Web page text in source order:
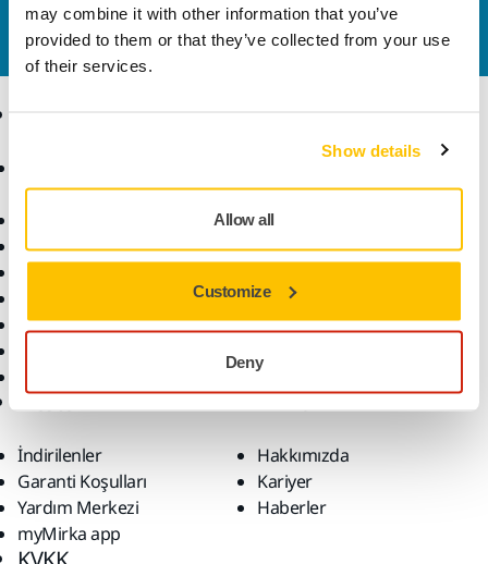
may combine it with other information that you’ve
provided to them or that they’ve collected from your use
of their services.
Show details
Allow all
Customize
Deny
iletişime geçinve uzman ekibimiz sorularınızı
yanıtlasın.
Malzemeler
Makineler
Robotik ve Otomasyon
Süper Aşındırıcılar
Uygulamalar
Çözümler
Destek
İndirilenler
Garanti Koşulları
Yardım Merkezi
myMirka app
Firma
Hakkımızda
Kariyer
Haberler